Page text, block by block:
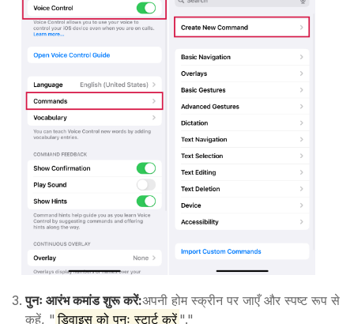
पुनः आरंभ कमांड शुरू करें:अपनी होम स्क्रीन पर जाएँ और स्पष्ट रूप से
कहें, " डिवाइस को पुनः स्टार्ट करें"."